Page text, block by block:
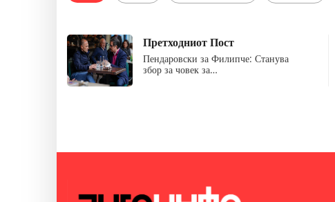
Претходниот Пост
Пендаровски за Филипче: Станува
збор за човек за…